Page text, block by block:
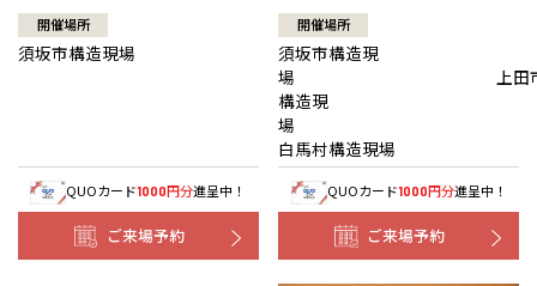
開催場所
須坂市構造現場
QUOカード1000円分進呈中！
ご来場予約
開催場所
須坂市構造現
場 上田
構造現
白馬村構造現場
QUOカード1000円分進呈中！
ご来場予約